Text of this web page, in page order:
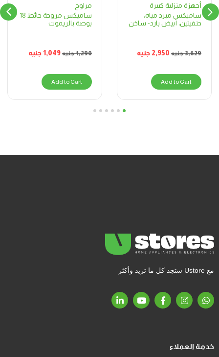
أجهزة منزلية كبيرة
ساميكس مبرد مياه،
حنفيتين، أبيض بارد- ساخن
3,629جنيه 2,950 جنيه
Add to Cart
مراوح
ساميكس مروحة حائط 18
بوصة بالريموت
1,290جنيه 1,049جنيه
Add to Cart
1
2
مع Ustore ستجد كل ما تريد وأكثر
خدمة العملاء